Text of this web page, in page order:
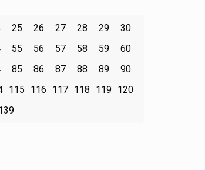
25 26 27 28 29
30
55 56 57 58 59
60
85 86 87 88 89
90
115 116 117 118 119 120